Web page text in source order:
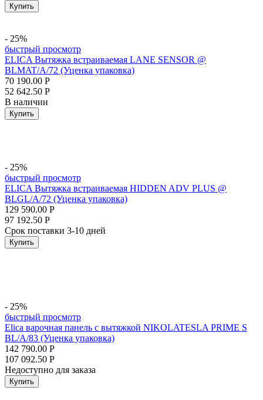
Купить
- 25%
быстрый просмотр
ELICA Вытяжка встраиваемая LANE SENSOR @
BLMAT/A/72 (Уценка упаковка)
70 190.00 Р
52 642.50 Р
В наличии
Купить
- 25%
быстрый просмотр
ELICA Вытяжка встраиваемая HIDDEN ADV PLUS @
BLGL/A/72 (Уценка упаковка)
129 590.00 Р
97 192.50 Р
Срок поставки 3-10 дней
Купить
- 25%
быстрый просмотр
Elica варочная панель с вытяжкой NIKOLATESLA PRIME S
BL/A/83 (Уценка упаковка)
142 790.00 Р
107 092.50 Р
Недоступно для заказа
Купить